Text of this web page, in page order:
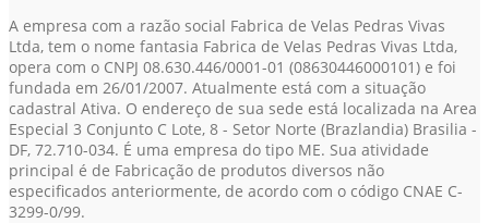
A empresa com a razão social Fabrica de Velas Pedras Vivas
Ltda, tem o nome fantasia Fabrica de Velas Pedras Vivas Ltda,
opera com o CNPJ 08.630.446/0001-01 (08630446000101) e foi
fundada em 26/01/2007. Atualmente está com a situação
cadastral Ativa. O endereço de sua sede está localizada na Area
Especial 3 Conjunto C Lote, 8 - Setor Norte (Brazlandia) Brasilia -
DF, 72.710-034. É uma empresa do tipo ME. Sua atividade
principal é de Fabricação de produtos diversos não
especificados anteriormente, de acordo com o código CNAE C-
3299-0/99.